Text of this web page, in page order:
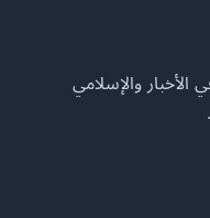
الأخبار والإسلامي